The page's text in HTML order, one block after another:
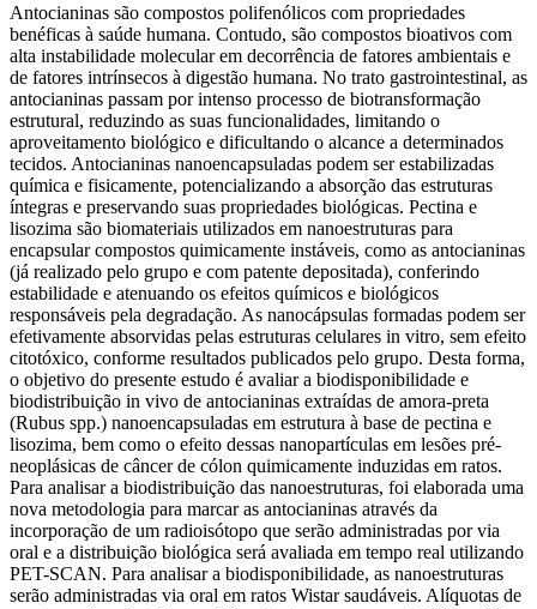
Antocianinas são compostos polifenólicos com propriedades
benéficas à saúde humana. Contudo, são compostos bioativos com
alta instabilidade molecular em decorrência de fatores ambientais e
de fatores intrínsecos à digestão humana. No trato gastrointestinal, as
antocianinas passam por intenso processo de biotransformação
estrutural, reduzindo as suas funcionalidades, limitando o
aproveitamento biológico e dificultando o alcance a determinados
tecidos. Antocianinas nanoencapsuladas podem ser estabilizadas
química e fisicamente, potencializando a absorção das estruturas
íntegras e preservando suas propriedades biológicas. Pectina e
lisozima são biomateriais utilizados em nanoestruturas para
encapsular compostos quimicamente instáveis, como as antocianinas
(já realizado pelo grupo e com patente depositada), conferindo
estabilidade e atenuando os efeitos químicos e biológicos
responsáveis pela degradação. As nanocápsulas formadas podem ser
efetivamente absorvidas pelas estruturas celulares in vitro, sem efeito
citotóxico, conforme resultados publicados pelo grupo. Desta forma,
o objetivo do presente estudo é avaliar a biodisponibilidade e
biodistribuição in vivo de antocianinas extraídas de amora-preta
(Rubus spp.) nanoencapsuladas em estrutura à base de pectina e
lisozima, bem como o efeito dessas nanopartículas em lesões pré-
neoplásicas de câncer de cólon quimicamente induzidas em ratos.
Para analisar a biodistribuição das nanoestruturas, foi elaborada uma
nova metodologia para marcar as antocianinas através da
incorporação de um radioisótopo que serão administradas por via
oral e a distribuição biológica será avaliada em tempo real utilizando
PET-SCAN. Para analisar a biodisponibilidade, as nanoestruturas
serão administradas via oral em ratos Wistar saudáveis. Alíquotas de